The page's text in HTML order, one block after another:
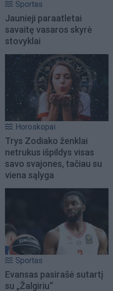
Sportas
Jaunieji paraatletai
savaitę vasaros skyrė
stovyklai
Horoskopai
Trys Zodiako ženklai
netrukus išpildys visas
savo svajones, tačiau su
viena sąlyga
Sportas
Evansas pasirašė sutartį
su „Žalgiriu“